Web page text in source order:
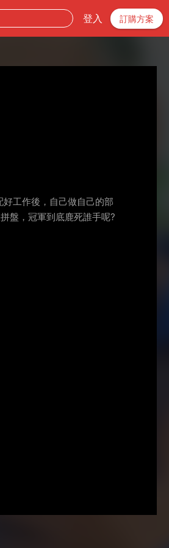
登入 訂購方案
工作後，自己做自己的部
盤，冠軍到底鹿死誰手呢?